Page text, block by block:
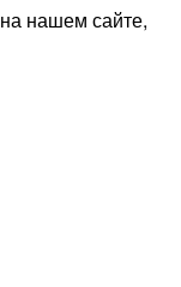
на нашем сайте,